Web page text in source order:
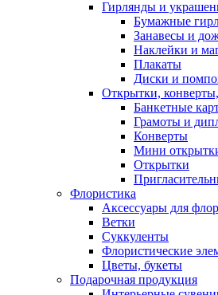
Гирлянды и
Бумажные
Занавесы и
Наклейки и
Плакаты
Диски и
Открытки,
Банкетные
Грамоты и
Конверты
Мини
Открытки
Флористика
Аксессуары для
Ветки
Суккуленты
Флористические
Цветы, букеты
Подарочная продукция